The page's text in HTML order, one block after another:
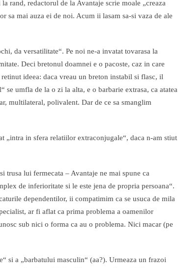
rand, redactorul de la Avantaje scrie moale „creaza
sa mai auza ei de noi. Acum ii lasam sa-si vaza de ale
da versatilitate“. Pe noi ne-a invatat tovarasa la
Deci bretonul doamnei e o pacoste, caz in care
ideea: daca vreau un breton instabil si flasc, il
se umfla de la o zi la alta, e o barbarie extrasa, ca atatea
multilateral, polivalent. Dar de ce sa smanglim
„intra in sfera relatiilor extraconjugale“, daca n-am stiut
lui fermecata – Avantaje ne mai spune ca
de inferioritate si le este jena de propria persoana“.
dependentilor, ii compatimim ca se usuca de mila
ar fi aflat ca prima problema a oamenilor
sub nici o forma ca au o problema. Nici macar (pe
si a „barbatului masculin“ (aa?). Urmeaza un frazoi